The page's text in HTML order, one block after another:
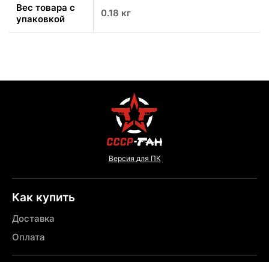
Вес товара с
упаковкой
0.18 кг
Версия для ПК
Как купить
Доставка
Оплата